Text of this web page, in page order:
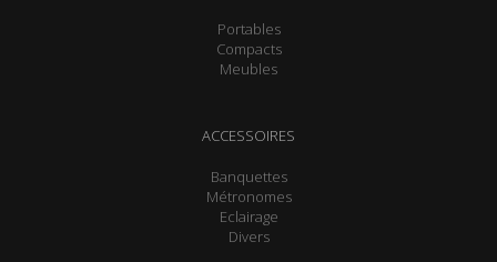
Portables
Compacts
Meubles
ACCESSOIRES
Banquettes
Métronomes
Eclairage
Divers